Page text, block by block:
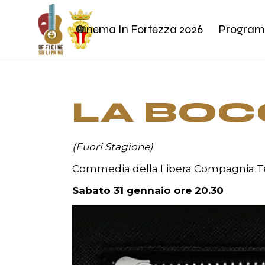
content
Cinema In Fortezza 2026
LA
(Fuori Stagione)
Commedia della Libera Compagnia
Sabato 31 gennaio ore 20.30